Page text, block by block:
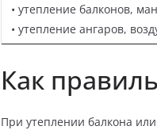
• утепление балконов,
• утепление ангаров,
Как
При утеплении балкона